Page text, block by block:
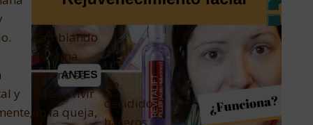
y
Cambiando
de tema,
que no se
puede vivir
en la queja,
He
decidido
haceros